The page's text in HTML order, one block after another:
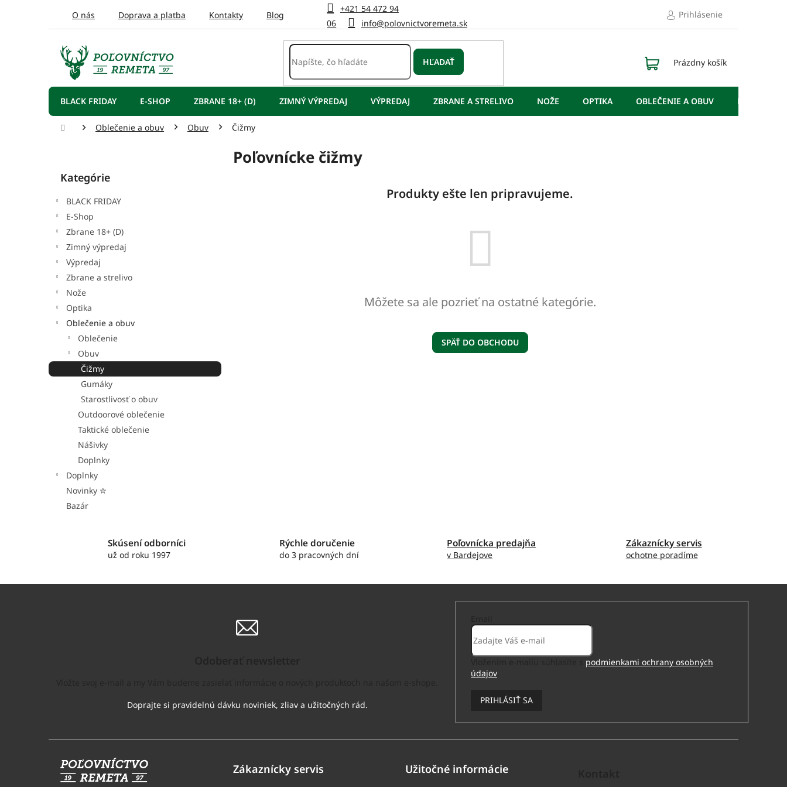
+421 54 472 94
06
info@polovnictvoremeta.sk
O nás Doprava a platba Kontakty Blog Prihlásenie
HĽADAŤ
NÁKUPNÝ
Prázdny košík
BLACK FRIDAY E-SHOP ZBRANE 18+ (D) ZIMNÝ VÝPREDAJ VÝPREDAJ ZBRANE A STRELIVO NOŽE OPTIKA OBLEČENIE A OBUV DOPLNKY
DomovOblečenie a obuv Obuv Čižmy
kategórie
Kategórie
BLACK FRIDAY
E-Shop
Zbrane 18+ (D)
Zimný výpredaj
Výpredaj
Zbrane a strelivo
Nože
Optika
Oblečenie a obuv
Oblečenie
Obuv
Čižmy
Gumáky
Starostlivosť o obuv
Outdoorové oblečenie
Taktické oblečenie
Nášivky
Doplnky
Doplnky
Novinky ✮
Bazár
Poľovnícke čižmy
Produkty ešte len pripravujeme.
Môžete sa ale pozrieť na ostatné kategórie.
SPÄŤ DO OBCHODU
Skúsení odborníci
už od roku 1997
Rýchle doručenie
do 3 pracovných dní
Poľovnícka predajňa
v Bardejove
Zákaznícky servis
ochotne poradíme
podmienkami ochrany osobných
údajov
PRIHLÁSIŤ SA
Zákaznícky servis Užitočné informácie